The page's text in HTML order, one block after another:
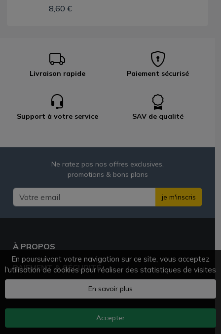
8,60 €
Livraison rapide Paiement sécurisé
Support à votre service SAV de qualité
Ne ratez pas nos offres exclusives,
promotions & bons plans
je m'inscris
À PROPOS
PAIEMENT & SÉCURITÉ
© 2025 - 2026 Tous droits réservés
En poursuivant votre navigation sur ce site, vous acceptez
l'utilisation de cookies pour réaliser des statistiques de visites
En savoir plus
Accepter